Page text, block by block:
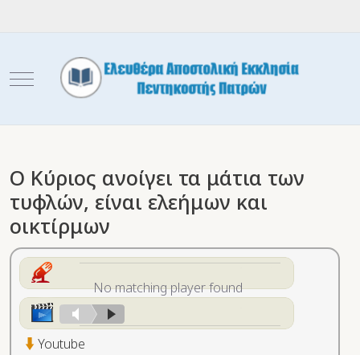
Mobile Menu Toggle
Ο Κύριος ανοίγει τα μάτια των
τυφλών, είναι ελεήμων και
οικτίρμων
No matching player found
Youtube